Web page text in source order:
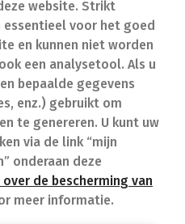
website. Strikt
essentieel voor het goed
en kunnen niet worden
een analysetool. Als u
bepaalde gegevens
enz.) gebruikt om
te genereren. U kunt uw
via de link “mijn
onderaan deze
over de bescherming van
meer informatie.
In geval van nood
Contact
Veelgestelde vragen
(FAQ)